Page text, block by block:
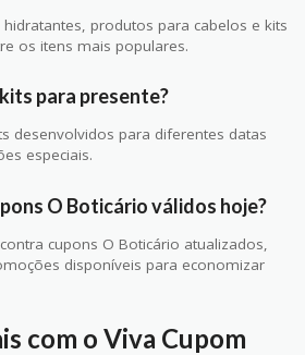
produtos para cabelos e kits
os itens mais populares.
para presente?
desenvolvidos para diferentes datas
especiais.
O Boticário válidos hoje?
cupons O Boticário atualizados,
disponíveis para economizar
com o Viva Cupom